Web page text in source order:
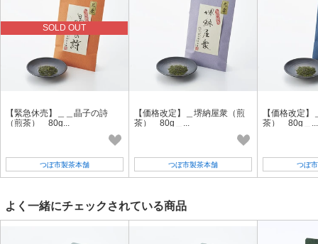
SOLD OUT
【緊急休売】＿＿晶子の詩
（煎茶） 80g...
つぼ市製茶本舗
【価格改定】＿堺納屋衆（煎
茶） 80g＿...
つぼ市製茶本舗
【価格改定
茶） 80g＿...
つぼ
よく一緒にチェックされている商品